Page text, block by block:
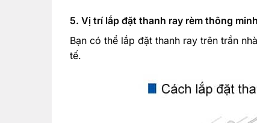
5. Vị trí lắp đặt thanh ray rèm thông minh
Bạn có thể lắp đặt thanh ray trên trần
tế.